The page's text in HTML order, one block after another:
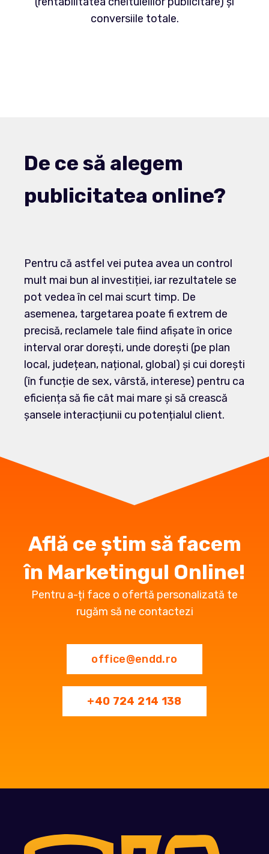
conversiile totale.
De ce să alegem
publicitatea online?
Pentru că astfel vei putea avea un control
mult mai bun al investiției, iar rezultatele se
pot vedea în cel mai scurt timp. De
asemenea, targetarea poate fi extrem de
precisă, reclamele tale fiind afișate în orice
interval orar dorești, unde dorești (pe plan
local, județean, național, global) și cui dorești
(în funcție de sex, vârstă, interese) pentru ca
eficiența să fie cât mai mare și să crească
șansele interacțiunii cu potențialul client.
Află ce știm să facem
în Marketingul Online!
Pentru a-ți face o ofertă personalizată te
rugăm să ne contactezi
office@endd.ro
+40 724 214 138